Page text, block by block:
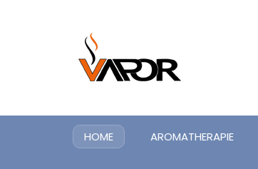
HOME AROMATHERAPIE